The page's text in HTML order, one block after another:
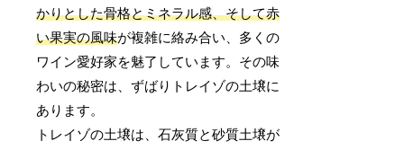
かりとした骨格とミネラル感、そして赤
い果実の風味が複雑に絡み合い、多くの
ワイン愛好家を魅了しています。その味
わいの秘密は、ずばりトレイゾの土壌に
あります。
トレイゾの土壌は、石灰質と砂質土壌が